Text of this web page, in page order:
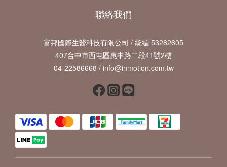
聯絡我們
富邦國際生醫科技有限公司 / 統編 53282605
407台中市西屯區惠中路二段41號2樓
04-22586668 / info@inmotion.com.tw